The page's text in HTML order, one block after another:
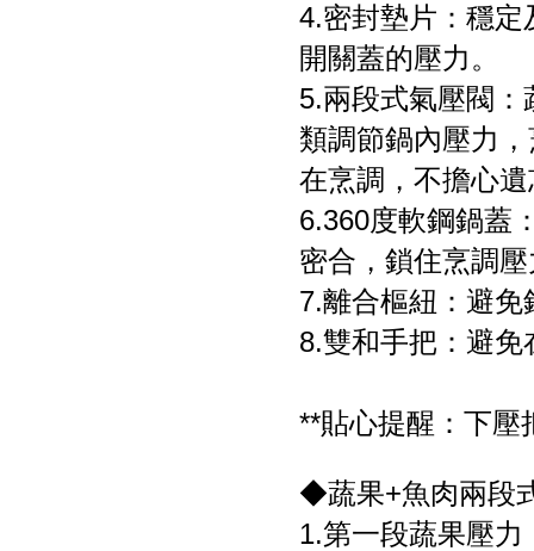
4.密封墊片：穩定
開關蓋的壓力。
5.兩段式氣壓閥
類調節鍋內壓力
在烹調，不擔心
6.360度軟鋼鍋蓋
密合，鎖住烹調
7.離合樞紐：避
8.雙和手把：避
**貼心提醒：下壓
◆蔬果+魚肉兩段
1.第一段蔬果壓